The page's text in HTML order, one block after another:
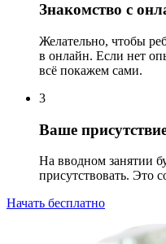
Знакомство с
Желательно, чтобы
в онлайн. Если нет
всё покажем сами.
3
Ваше
На вводном занятии
присутствовать. Это
Начать бесплатно